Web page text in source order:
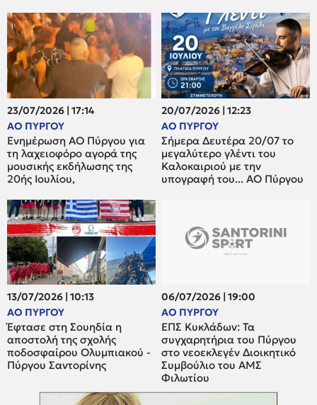
23/07/2026 | 17:14
ΑΟ ΠΥΡΓΟΥ
Ενημέρωση ΑΟ Πύργου για
τη λαχειοφόρο αγορά της
μουσικής εκδήλωσης της
20ής Ιουλίου,
20/07/2026 | 12:23
ΑΟ ΠΥΡΓΟΥ
Σήμερα Δευτέρα 20/07 το
μεγαλύτερο γλέντι του
Καλοκαιριού με την
υπογραφή του... ΑΟ Πύργου
13/07/2026 | 10:13
ΑΟ ΠΥΡΓΟΥ
Έφτασε στη Σουηδία η
αποστολή της σχολής
ποδοσφαίρου Ολυμπιακού -
Πύργου Σαντορίνης
06/07/2026 | 19:00
ΑΟ ΠΥΡΓΟΥ
ΕΠΣ Κυκλάδων: Τα
συγχαρητήρια του Πύργου
στο νεοεκλεγέν Διοικητικό
Συμβούλιο του ΑΜΣ
Φιλωτίου